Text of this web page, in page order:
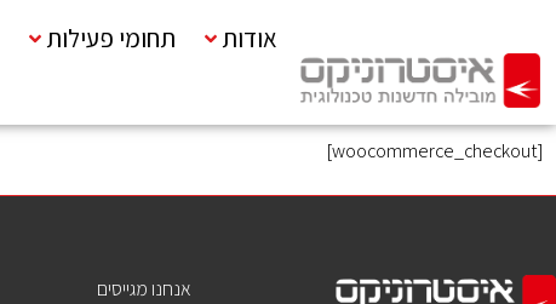
אודות תחומי פעילות
[woocommerce_checkout]
אנחנו מגייסים